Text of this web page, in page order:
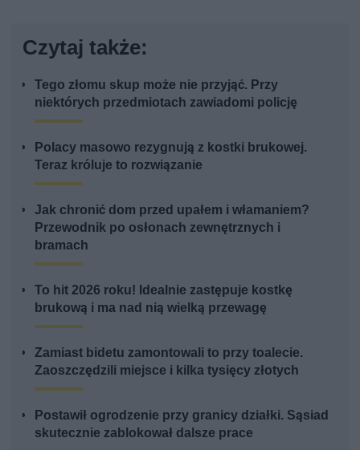
Czytaj także:
Tego złomu skup może nie przyjąć. Przy
niektórych przedmiotach zawiadomi policję
Polacy masowo rezygnują z kostki brukowej.
Teraz króluje to rozwiązanie
Jak chronić dom przed upałem i włamaniem?
Przewodnik po osłonach zewnętrznych i
bramach
To hit 2026 roku! Idealnie zastępuje kostkę
brukową i ma nad nią wielką przewagę
Zamiast bidetu zamontowali to przy toalecie.
Zaoszczędzili miejsce i kilka tysięcy złotych
Postawił ogrodzenie przy granicy działki. Sąsiad
skutecznie zablokował dalsze prace